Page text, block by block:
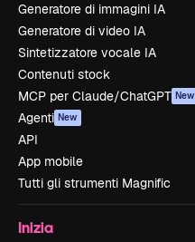
Generatore di immagini IA
Generatore di video IA
Sintetizzatore vocale IA
Contenuti stock
MCP per Claude/ChatGPT New
Agenti New
API
App mobile
Tutti gli strumenti Magnific
Inizia